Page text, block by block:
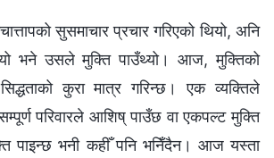
सुसमाचार प्रचार गरिएको थियो, अनि
भने उसले मुक्ति पाउँथ्यो। आज, मुक्तिको
कुरा मात्र गरिन्छ। एक व्यक्तिले
परिवारले आशिष् पाउँछ वा एकपल्ट मुक्ति
पाइन्छ भनी कहीँ पनि भनिँदैन। आज यस्ता